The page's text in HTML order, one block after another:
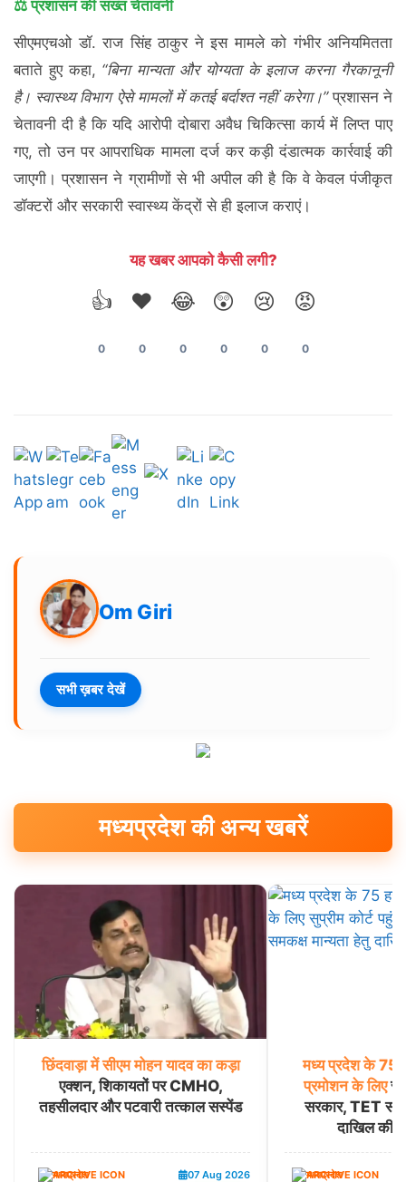
⚖️ प्रशासन की सख्त चेतावनी
सीएमएचओ डॉ. राज सिंह ठाकुर ने इस मामले को गंभीर अनियमितता
बताते हुए कहा, “बिना मान्यता और योग्यता के इलाज करना गैरकानूनी
है। स्वास्थ्य विभाग ऐसे मामलों में कतई बर्दाश्त नहीं करेगा।”प्रशासन ने
चेतावनी दी है कि यदि आरोपी दोबारा अवैध चिकित्सा कार्य में लिप्त पाए
गए, तो उन पर आपराधिक मामला दर्ज कर कड़ी दंडात्मक कार्रवाई की
जाएगी। प्रशासन ने ग्रामीणों से भी अपील की है कि वे केवल पंजीकृत
डॉक्टरों और सरकारी स्वास्थ्य केंद्रों से ही इलाज कराएं।
यह खबर आपको कैसी लगी?
👍
0
❤️
0
😂
0
😲
0
😢
0
😡
0
Om Giri
सभी ख़बर देखें
मध्यप्रदेश की अन्य खबरें
छिंदवाड़ा में सीएम मोहन यादव का कड़ा
एक्शन, शिकायतों पर CMHO,
तहसीलदार और पटवारी तत्काल सस्पेंड
मध्यप्रदेश 07 Aug 2026
मध्य प्रदेश के 75
प्रमोशन के लिए
सरकार, TET
दाखिल की
मध्यप्रदेश